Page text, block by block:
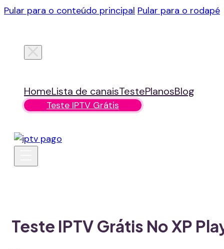
Pular para o conteúdo principal Pular para o rodapé
HomeLista de canaisTestePlanosBlog
Teste IPTV Grátis
Teste IPTV Grátis No XP